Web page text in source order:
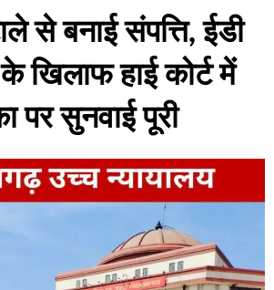
से बनाई संपत्ति, ईडी
के खिलाफ हाई कोर्ट में
पर सुनवाई पूरी